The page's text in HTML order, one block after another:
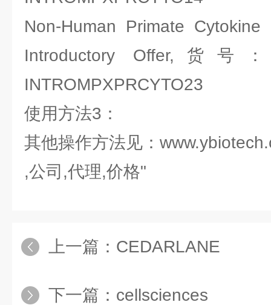
Non-Human Primate
Introductory Offer,货号
INTROMPXPRCYTO23
使用方法3：
其他操作方法见：
,公司,代理,价格"
上一篇： CEDARLANE
下一篇： cellsciences